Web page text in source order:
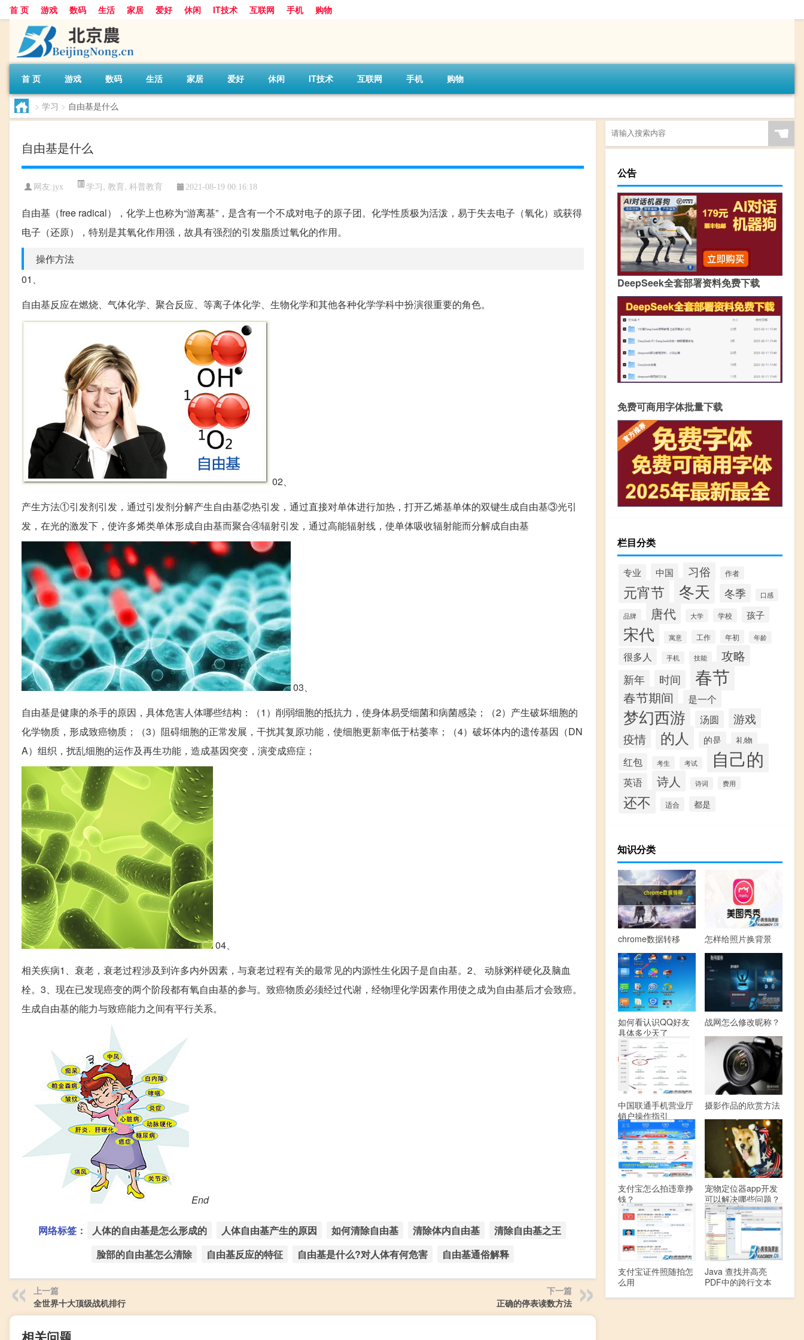
首 页 游戏 数码 生活 家居 爱好 休闲 IT技术 互联网 手机 购物
首 页 游戏 数码 生活 家居 爱好 休闲 IT技术 互联网 手机 购物
> 学习 > 自由基是什么
自由基是什么
网友:jyx 学习, 教育, 科普教育 2021-08-19 00:16:18
自由基（free radical），化学上也称为“游离基”，是含有一个不成对电子的原子团。化学性质极为活泼，易于失去电子（氧化）或获得
电子（还原），特别是其氧化作用强，故具有强烈的引发脂质过氧化的作用。
操作方法
01、
自由基反应在燃烧、气体化学、聚合反应、等离子体化学、生物化学和其他各种化学学科中扮演很重要的角色。
02、
产生方法①引发剂引发，通过引发剂分解产生自由基②热引发，通过直接对单体进行加热，打开乙烯基单体的双键生成自由基③光引
发，在光的激发下，使许多烯类单体形成自由基而聚合④辐射引发，通过高能辐射线，使单体吸收辐射能而分解成自由基
03、
自由基是健康的杀手的原因，具体危害人体哪些结构：（1）削弱细胞的抵抗力，使身体易受细菌和病菌感染；（2）产生破坏细胞的
化学物质，形成致癌物质；（3）阻碍细胞的正常发展，干扰其复原功能，使细胞更新率低于枯萎率；（4）破坏体内的遗传基因（DN
A）组织，扰乱细胞的运作及再生功能，造成基因突变，演变成癌症；
04、
相关疾病1、衰老，衰老过程涉及到许多内外因素，与衰老过程有关的最常见的内源性生化因子是自由基。2、 动脉粥样硬化及脑血
栓。3、现在已发现癌变的两个阶段都有氧自由基的参与。致癌物质必须经过代谢，经物理化学因素作用使之成为自由基后才会致癌。
生成自由基的能力与致癌能力之间有平行关系。
End
网络标签： 人体的自由基是怎么形成的 人体自由基产生的原因 如何清除自由基 清除体内自由基
清除自由基之王
脸部的自由基怎么清除
自由基反应的特征 自由基是什么?对人体有何危害 自由基通俗解释
上一篇
全世界十大顶级战机排行
下一篇
正确的停表读数方法
☚
公告
DeepSeek全套部署资料免费下载
免费可商用字体批量下载
栏目分类
专业 中国 习俗 作者
元宵节 冬天 冬季 口感
品牌 唐代 大学 学校 孩子
宋代 寓意 工作 年初 年龄
很多人 手机 技能 攻略
新年 时间 春节
春节期间 是一个
梦幻西游 汤圆
游戏
疫情
的人 的是 礼物
红包 考生 考试 自己的
英语 诗人 诗词 费用
还不 适合 都是
知识分类
chrome数据转移 怎样给照片换背景
如何看认识QQ好友
具体多少天了
战网怎么修改昵称？
中国联通手机营业厅
销户操作指引
摄影作品的欣赏方法
支付宝怎么拍违章挣
钱？
宠物定位器app开发
可以解决哪些问题？
支付宝证件照随拍怎
么用
Java 查找并高亮
PDF中的跨行文本